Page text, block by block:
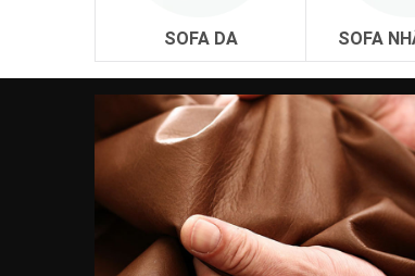
SOFA DA SOFA